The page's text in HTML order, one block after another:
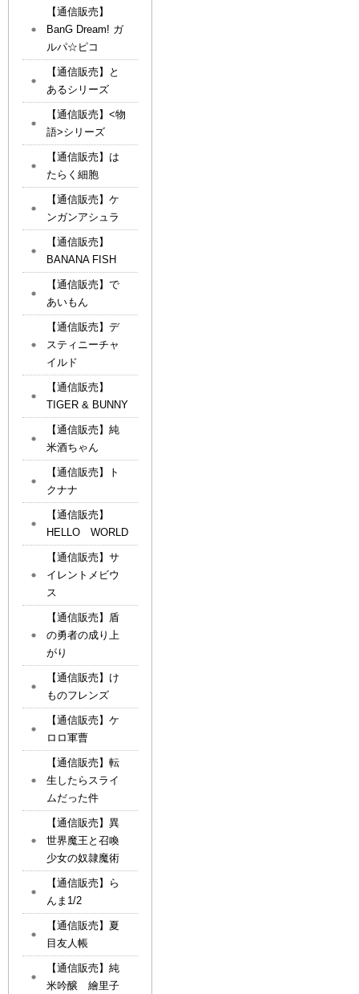
【通信販売】
BanG Dream! ガ
ルパ☆ピコ
【通信販売】と
あるシリーズ
【通信販売】<物
語>シリーズ
【通信販売】は
たらく細胞
【通信販売】ケ
ンガンアシュラ
【通信販売】
BANANA FISH
【通信販売】で
あいもん
【通信販売】デ
スティニーチャ
イルド
【通信販売】
TIGER & BUNNY
【通信販売】純
米酒ちゃん
【通信販売】ト
クナナ
【通信販売】
HELLO WORLD
【通信販売】サ
イレントメビウ
ス
【通信販売】盾
の勇者の成り上
がり
【通信販売】け
ものフレンズ
【通信販売】ケ
ロロ軍曹
【通信販売】転
生したらスライ
ムだった件
【通信販売】異
世界魔王と召喚
少女の奴隷魔術
【通信販売】ら
んま1/2
【通信販売】夏
目友人帳
【通信販売】純
米吟醸 繪里子